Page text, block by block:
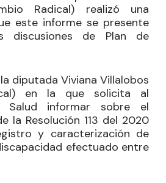
Radical) realizó una
este informe se presente
discusiones de Plan de
diputada Viviana Villalobos
en la que solicita al
Salud informar sobre el
la Resolución 113 del 2020
y caracterización de
efectuado entre